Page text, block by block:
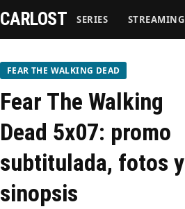
Series
Streaming
Recomendaciones
CARLOST SERIES STREAMING
FEAR THE WALKING DEAD
Fear The Walking
Dead 5x07: promo
subtitulada, fotos y
sinopsis